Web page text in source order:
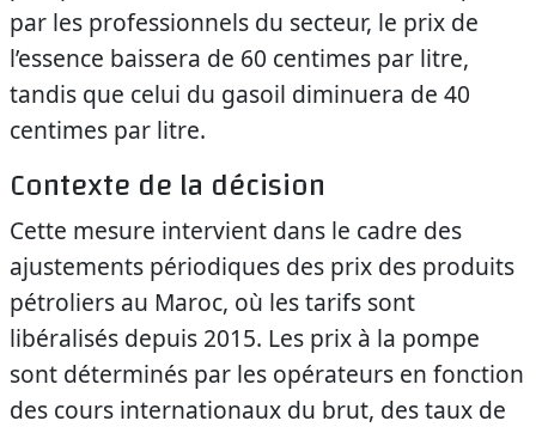
par les professionnels du secteur, le prix de
l’essence baissera de 60 centimes par litre,
tandis que celui du gasoil diminuera de 40
centimes par litre.
Contexte de la décision
Cette mesure intervient dans le cadre des
ajustements périodiques des prix des produits
pétroliers au Maroc, où les tarifs sont
libéralisés depuis 2015. Les prix à la pompe
sont déterminés par les opérateurs en fonction
des cours internationaux du brut, des taux de